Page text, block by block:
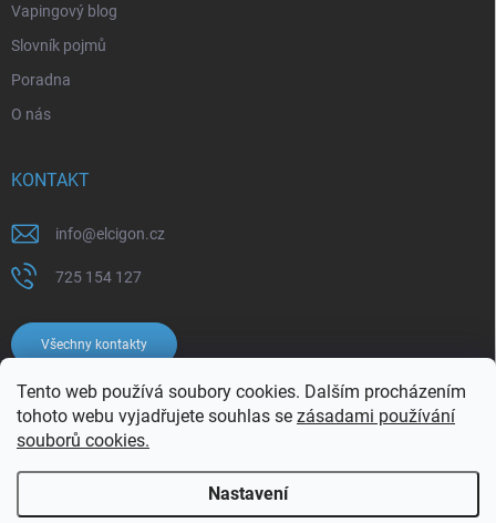
Tento web používá soubory cookies. Dalším procházením
tohoto webu vyjadřujete souhlas se zásadami používání
souborů cookies.
Nastavení
Vapingový blog
Slovník pojmů
Poradna
O nás
KONTAKT
info@elcigon.cz
725 154 127
Všechny kontakty
Copyright 2026Elcigon.cz. Všechna práva vyhrazena.Upravit nastavení